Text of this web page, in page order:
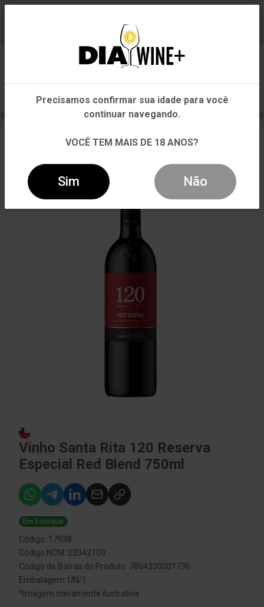
VINHO SANTA RITA 120 RESERVA ESPECIAL RED BLEND
Vinho Santa Rita 120 Reserva
Especial Red Blend 750ml
Em Estoque
Código: 17938
Código NCM: 22042100
Código de Barras do Produto: 7804330001736
Embalagem: UN/1
*Imagem meramente ilustrativa
Em que Estado você está?
Pernambuco
Outros Estados
Precisamos confirmar sua idade para você
continuar navegando.
VOCÊ TEM MAIS DE 18 ANOS?
Sim Não